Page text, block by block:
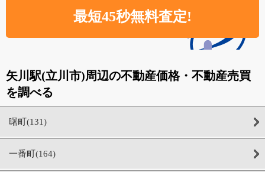
矢川駅(立川市)周辺の不動産価格・不動産売買
を調べる
曙町(131)
一番町(164)